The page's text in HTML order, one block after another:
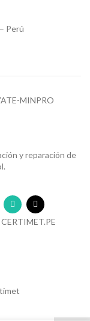
Perú
y reparación de
CERTIMET.PE